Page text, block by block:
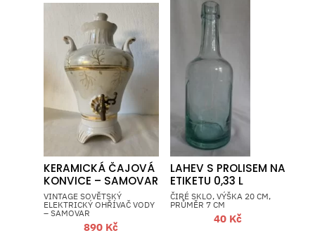
KERAMICKÁ ČAJOVÁ
KONVICE – SAMOVAR
VINTAGE SOVĚTSKÝ
ELEKTRICKÝ OHŘÍVAČ VODY
– SAMOVAR
890 Kč
LAHEV S PROLISEM NA
ETIKETU 0,33 L
ČIRÉ SKLO, VÝŠKA 20 CM,
PRŮMĚR 7 CM
40 Kč